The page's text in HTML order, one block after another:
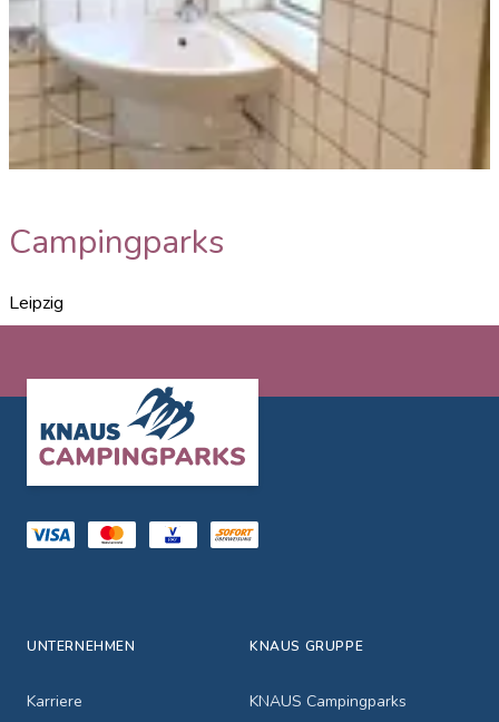
Campingparks
Leipzig
UNTERNEHMEN
Karriere
KNAUS GRUPPE
KNAUS Campingparks